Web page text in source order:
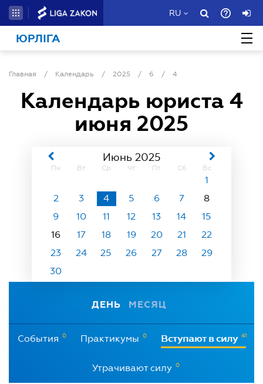
RU
ЮРЛІГА
Главная / Календарь / 2025 / 6 / 4
Календарь юриста 4
июня 2025
Июнь 2025
Пн Вт Ср Чт Пт Сб Вс
1
2
3 4 5 6 7
8
9
10 11 12 13 14
15
16
17 18 19 20 21
22
23
24 25 26 27 28
29
30
ДЕНЬ МЕСЯЦ
События 0 Практикумы 0 Вступают в силу 41
Утрачивают силу 0